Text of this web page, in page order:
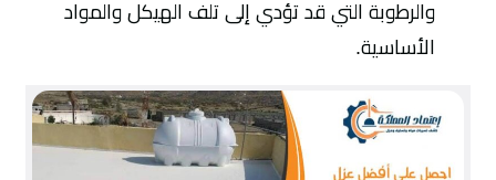
والرطوبة التي قد تؤدي إلى تلف الهيكل والمواد
الأساسية.